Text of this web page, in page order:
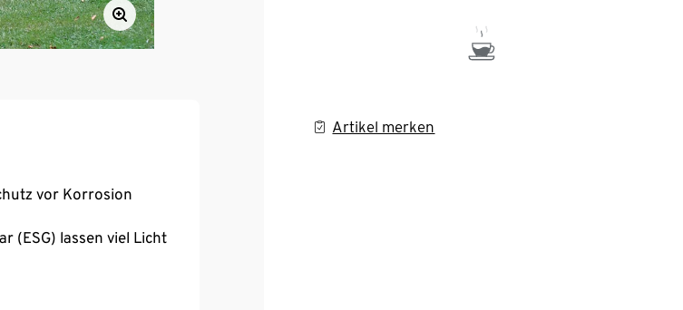
Artikel merken
vor Korrosion
(ESG) lassen viel Licht
Vergleich zur kleinen